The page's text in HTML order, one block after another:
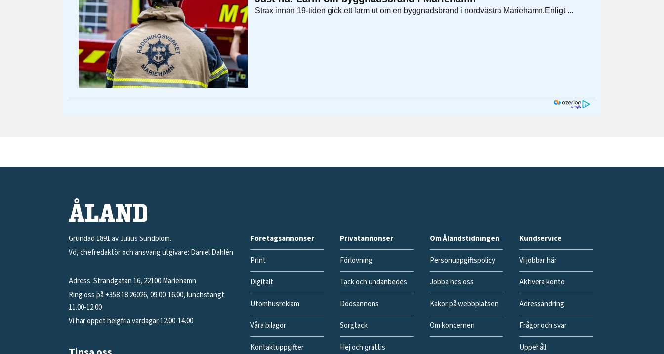
Grundad 1891 av Julius Sundblom.
Vd, chefredaktör och ansvarig utgivare: Daniel Dahlén
Adress: Strandgatan 16, 22100 Mariehamn
Ring oss på +358 18 26026, 09.00-16.00, lunchstängt
11.00-12.00
Vi har öppet helgfria vardagar 12.00-14.00
Företagsannonser
Print
Digitalt
Utomhusreklam
Våra bilagor
Kontaktuppgifter
Privatannonser
Förlovning
Tack och undanbedes
Dödsannons
Sorgtack
Hej och grattis
Om Ålandstidningen
Personuppgiftspolicy
Jobba hos oss
Kakor på webbplatsen
Om koncernen
Kundservice
Vi jobbar här
Aktivera konto
Adressändring
Frågor och svar
Uppehåll